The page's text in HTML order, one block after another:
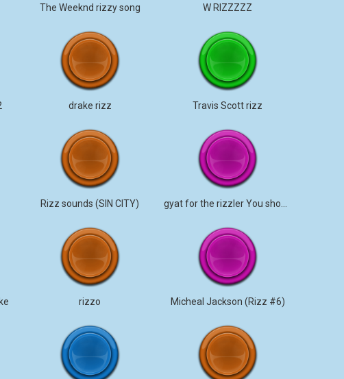
The Weeknd rizzy song W RIZZZZZ
drake rizz Travis Scott rizz
Rizz sounds (SIN CITY)
rizzo Micheal Jackson (Rizz #6)